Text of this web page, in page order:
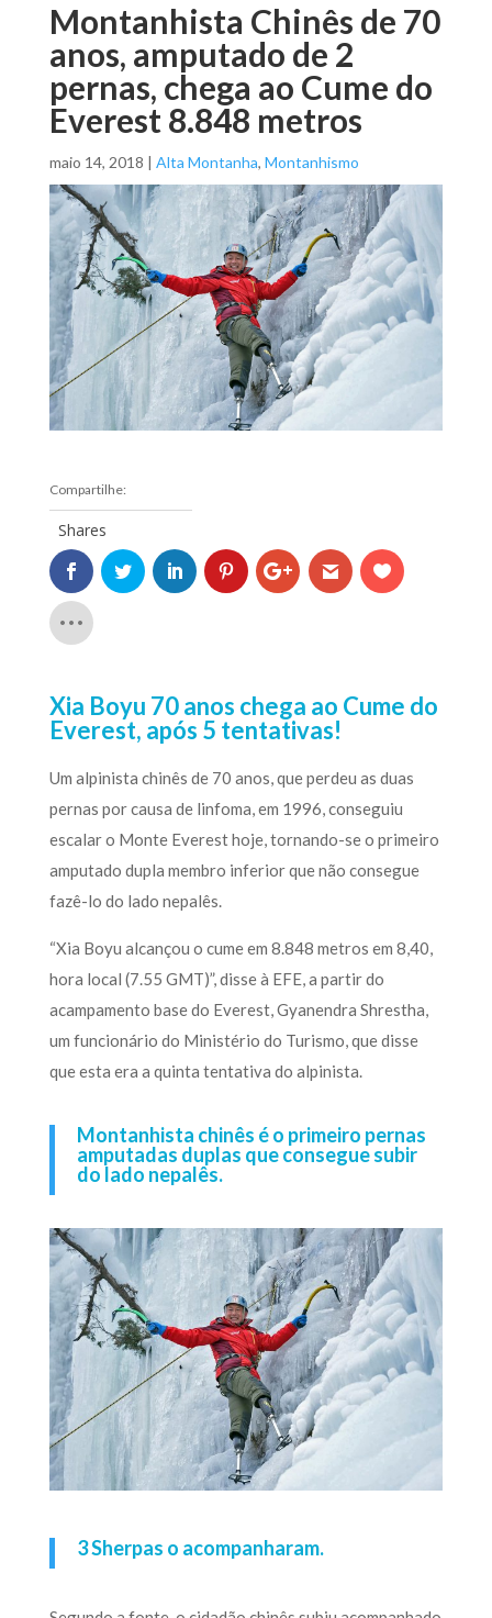
Montanhista Chinês de 70
anos, amputado de 2
pernas, chega ao Cume do
Everest 8.848 metros
maio 14, 2018 | Alta Montanha, Montanhismo
Shares
Xia Boyu 70 anos chega ao Cume do
Everest, após 5 tentativas!
Um alpinista chinês de 70 anos, que perdeu as duas
pernas por causa de linfoma, em 1996, conseguiu
escalar o Monte Everest hoje, tornando-se o primeiro
amputado dupla membro inferior que não consegue
fazê-lo do lado nepalês.
“Xia Boyu alcançou o cume em 8.848 metros em 8,40,
hora local (7.55 GMT)”, disse à EFE, a partir do
acampamento base do Everest, Gyanendra Shrestha,
um funcionário do Ministério do Turismo, que disse
que esta era a quinta tentativa do alpinista.
Montanhista chinês é o primeiro pernas
amputadas duplas que consegue subir
do lado nepalês.
3 Sherpas o acompanharam.